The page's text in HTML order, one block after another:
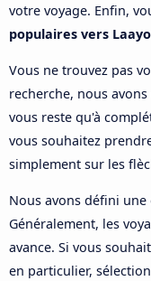
votre voyage. Enfin,
populaires vers
Vous ne trouvez pas
recherche, nous
vous reste qu'à
vous souhaitez
simplement sur les
Nous avons défini
Généralement, les
avance. Si vous
en particulier,